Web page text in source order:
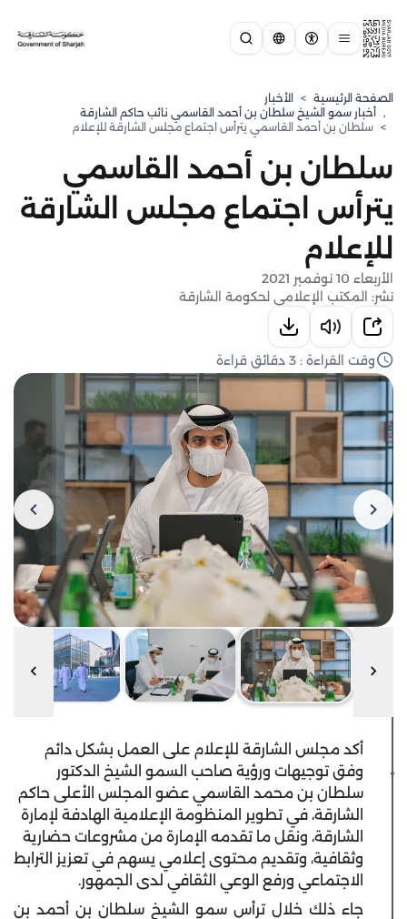
الصفحة الرئيسية > الأخبار
, ⁠أخبار سمو الشيخ سلطان بن أحمد القاسمي نائب حاكم الشارقة
> سلطان بن أحمد القاسمي يترأس اجتماع مجلس الشارقة للإعلام
سلطان بن أحمد القاسمي
يترأس اجتماع مجلس الشارقة
للإعلام
الأربعاء 10 نوفمبر 2021
نشر: المكتب الإعلامي لحكومة الشارقة
وقت القراءة : 3 دقائق قراءة
أكد مجلس الشارقة للإعلام على العمل بشكل دائم
وفق توجيهات ورؤية صاحب السمو الشيخ الدكتور
سلطان بن محمد القاسمي عضو المجلس الأعلى حاكم
الشارقة، في تطوير المنظومة الإعلامية الهادفة لإمارة
الشارقة، ونقل ما تقدمه الإمارة من مشروعات حضارية
وثقافية، وتقديم محتوى إعلامي يسهم في تعزيز الترابط
الاجتماعي ورفع الوعي الثقافي لدى الجمهور.
جاء ذلك خلال ترأس سمو الشيخ سلطان بن أحمد بن